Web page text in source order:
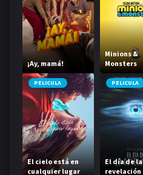
¡Ay, mamá!
Minions &
Monsters
PELICULA
El cielo está en
cualquier lugar
PELICULA
El día de la
revelación